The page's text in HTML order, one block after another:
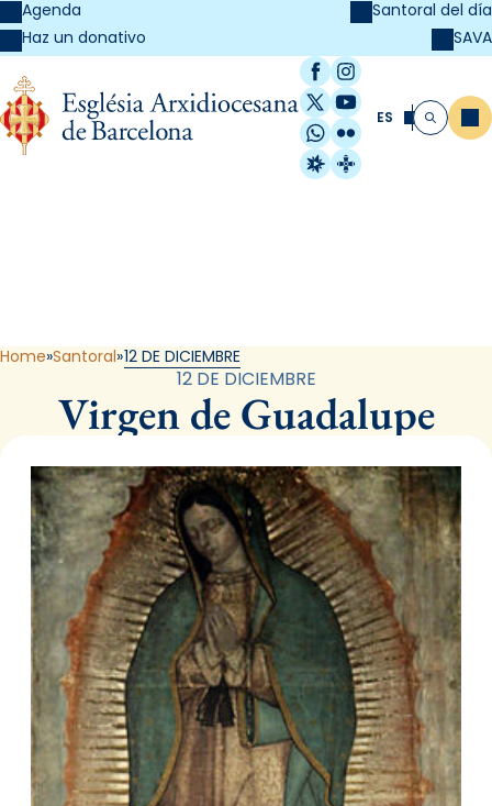
Agenda
Haz un donativo
Santoral del día
SAVA
Facebook
Instagram
X / Twitter
YouTube
WhatsApp
Flickr
Radio Estel
Catalunya
ES Buscar
Home Santoral 12 DE DICIEMBRE
12 DE DICIEMBRE
Virgen de Guadalupe